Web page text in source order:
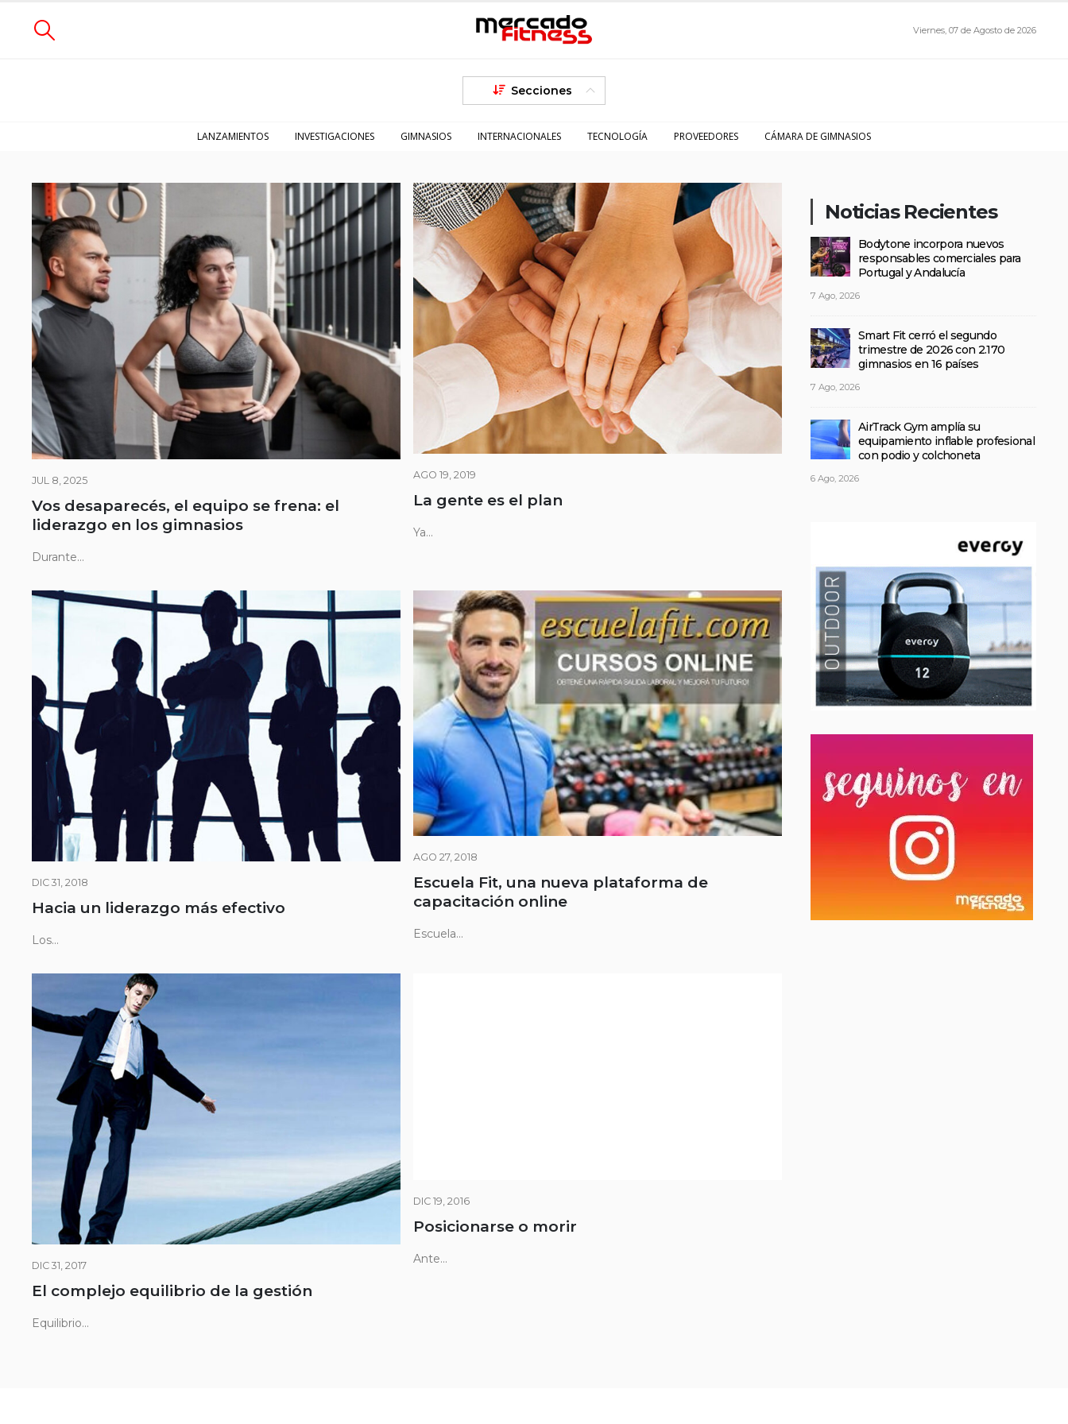
Viernes, 07 de Agosto de 2026
Secciones
LANZAMIENTOS INVESTIGACIONES GIMNASIOS INTERNACIONALES TECNOLOGÍA PROVEEDORES CÁMARA DE GIMNASIOS
JUL 8, 2025
Vos desaparecés, el equipo se frena: el
liderazgo en los gimnasios
Durante...
AGO 19, 2019
La gente es el plan
Ya...
DIC 31, 2018
Hacia un liderazgo más efectivo
Los...
AGO 27, 2018
Escuela Fit, una nueva plataforma de
capacitación online
Escuela...
DIC 31, 2017
El complejo equilibrio de la gestión
Equilibrio...
DIC 19, 2016
Posicionarse o morir
Ante...
Noticias Recientes
Bodytone incorpora nuevos
responsables comerciales para
Portugal y Andalucía
7 Ago, 2026
Smart Fit cerró el segundo
trimestre de 2026 con 2.170
gimnasios en 16 países
7 Ago, 2026
AirTrack Gym amplía su
equipamiento inflable profesional
con podio y colchoneta
6 Ago, 2026